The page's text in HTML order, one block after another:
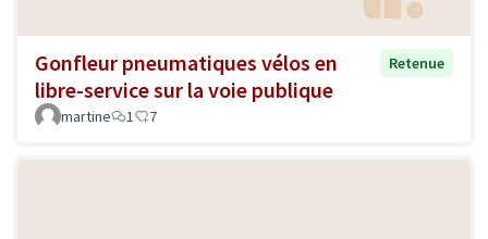
Gonfleur pneumatiques vélos en
libre-service sur la voie publique
Retenue
martine 1 7